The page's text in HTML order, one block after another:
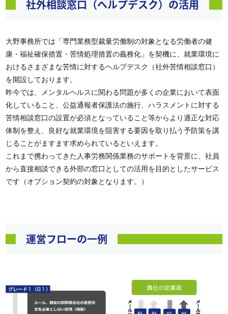
社外相談窓口（ヘルプデスク）の活用
大野事務所では「専門業務型裁量労働制の対象となる労働者の健
康・福祉確保措置・苦情処理措置の義務化」を契機に、就業環境に
おけるさまざまな苦情に対するヘルプデスク（社外苦情相談窓口）
を開設しております。
昨今では、メンタルヘルスに関わる問題が多くの企業において表面
化していること、公益通報者保護法の施行、ハラスメントに対する
苦情相談窓口の設置が必須となっていること等からより適正な対応
体制を整え、良好な就業環境を阻害する要因を取り払う予防策を講
じることがますます求められているといえます。
これまで携わってきた人事労務関係業務のサポートを背景に、社員
から直接相談できる外部の窓口としての活用を目的としたサービス
です（オプション契約の対象となります。）
運営フローの一例